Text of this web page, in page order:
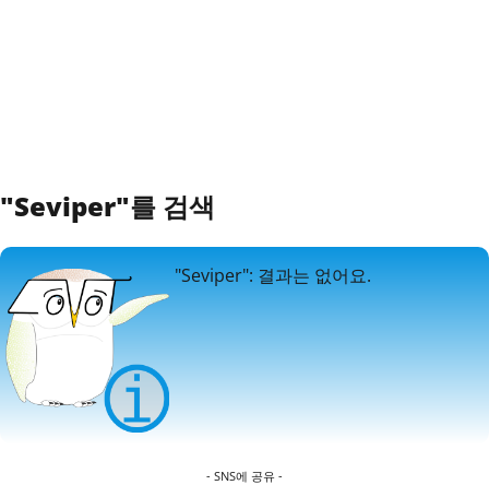
"Seviper"를 검색
"Seviper": 결과는 없어요.
- SNS에 공유 -